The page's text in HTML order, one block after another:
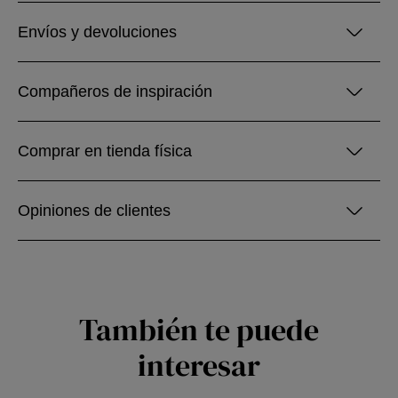
Envíos y devoluciones
Compañeros de inspiración
Comprar en tienda física
Opiniones de clientes
También te puede
interesar